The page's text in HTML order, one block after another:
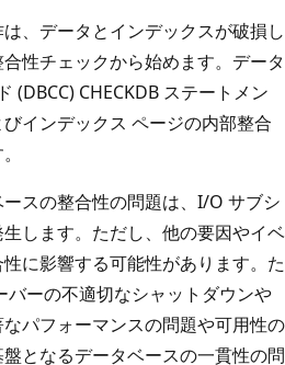
、データとインデックスが破損し
性チェックから始めます。データ
(DBCC) CHECKDB ステートメン
インデックス ページの内部整合
スの整合性の問題は、I/O サブシ
します。ただし、他の要因やイベ
に影響する可能性があります。た
バーの不適切なシャットダウンや
パフォーマンスの問題や可用性の
となるデータベースの一貫性の問